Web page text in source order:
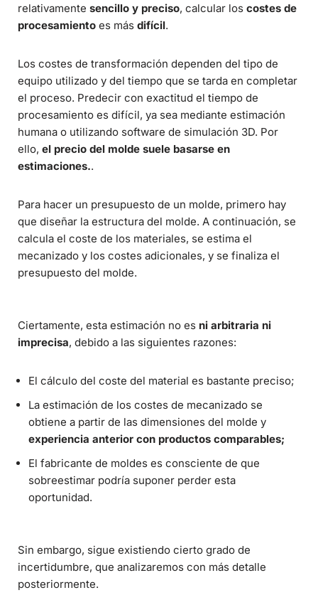
relativamente sencillo y preciso, calcular los costes de
procesamiento es más difícil.
Los costes de transformación dependen del tipo de
equipo utilizado y del tiempo que se tarda en completar
el proceso. Predecir con exactitud el tiempo de
procesamiento es difícil, ya sea mediante estimación
humana o utilizando software de simulación 3D. Por
ello, el precio del molde suele basarse en
estimaciones..
Para hacer un presupuesto de un molde, primero hay
que diseñar la estructura del molde. A continuación, se
calcula el coste de los materiales, se estima el
mecanizado y los costes adicionales, y se finaliza el
presupuesto del molde.
Ciertamente, esta estimación no es ni arbitraria ni
imprecisa, debido a las siguientes razones:
El cálculo del coste del material es bastante preciso;
La estimación de los costes de mecanizado se
obtiene a partir de las dimensiones del molde y
experiencia anterior con productos comparables;
El fabricante de moldes es consciente de que
sobreestimar podría suponer perder esta
oportunidad.
Sin embargo, sigue existiendo cierto grado de
incertidumbre, que analizaremos con más detalle
posteriormente.